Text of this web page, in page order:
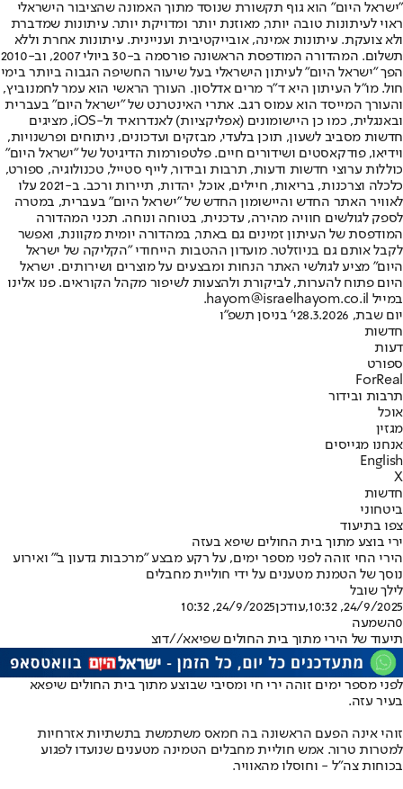
"ישראל היום" הוא גוף תקשורת שנוסד מתוך האמונה שהציבור הישראלי
ראוי לעיתונות טובה יותר, מאוזנת יותר ומדויקת יותר. עיתונות שמדברת
ולא צועקת. עיתונות אמינה, אובייקטיבית ועניינית. עיתונות אחרת וללא
תשלום. המהדורה המודפסת הראשונה פורסמה ב-30 ביולי 2007, וב-2010
הפך "ישראל היום" לעיתון הישראלי בעל שיעור החשיפה הגבוה ביותר בימי
חול. מו"ל העיתון היא ד"ר מרים אדלסון. העורך הראשי הוא עמר לחמנוביץ,
והעורך המייסד הוא עמוס רגב. אתרי האינטרנט של "ישראל היום" בעברית
ובאנגלית, כמו כן היישומונים (אפליקציות) לאנדרואיד ול-iOS, מציגים
חדשות מסביב לשעון, תוכן בלעדי, מבזקים ועדכונים, ניתוחים ופרשנויות,
וידיאו, פודקאסטים ושידורים חיים. פלטפורמות הדיגיטל של "ישראל היום"
כוללות ערוצי חדשות ודעות, תרבות ובידור, לייף סטייל, טכנולוגיה, ספורט,
כלכלה וצרכנות, בריאות, חיילים, אוכל, יהדות, תיירות ורכב. ב-2021 עלו
לאוויר האתר החדש והיישומון החדש של "ישראל היום" בעברית, במטרה
לספק לגולשים חוויה מהירה, עדכנית, בטוחה ונוחה. תכני המהדורה
המודפסת של העיתון זמינים גם באתר, במהדורה יומית מקוונת, ואפשר
לקבל אותם גם בניוזלטר. מועדון ההטבות הייחודי "הקליקה של ישראל
היום" מציע לגולשי האתר הנחות ומבצעים על מוצרים ושירותים. ישראל
היום פתוח להערות, לביקורת ולהצעות לשיפור מקהל הקוראים. פנו אלינו
במייל hayom@israelhayom.co.il.
יום שבת, 28.3.2026
י' בניסן תשפ"ו
חדשות
דעות
ספורט
ForReal
תרבות ובידור
אוכל
מגזין
אנחנו מגייסים
English
X
חדשות
ביטחוני
צפו בתיעוד
ירי בוצע מתוך בית החולים שיפא בעזה
הירי החי זוהה לפני מספר ימים, על רקע מבצע "מרכבות גדעון ב'" ואירוע
נוסך של הטמנת מטענים על ידי חוליית מחבלים
לילך שובל
24/9/2025, 10:32
,עודכן24/9/2025, 10:32
0השמעה
תיעוד של הירי מתוך בית החולים שפיאא//דוצ
לפני מספר ימים זוהה ירי חי ומסיבי שבוצע מתוך בית החולים שיפאא
בעיר עזה.
זוהי אינה הפעם הראשונה בה חמאס משתמשת בתשתיות אזרחיות
למטרות טרור. אמש חוליית מחבלים הטמינה מטענים שנועדו לפגוע
בכוחות צה״ל - וחוסלו מהאוויר.